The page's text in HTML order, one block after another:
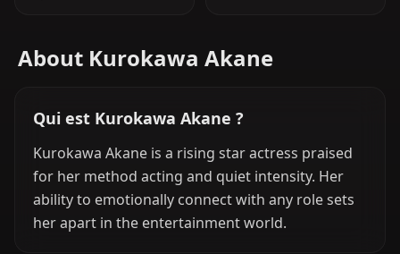
About Kurokawa Akane
Qui est Kurokawa Akane ?
Kurokawa Akane is a rising star actress praised
for her method acting and quiet intensity. Her
ability to emotionally connect with any role sets
her apart in the entertainment world.